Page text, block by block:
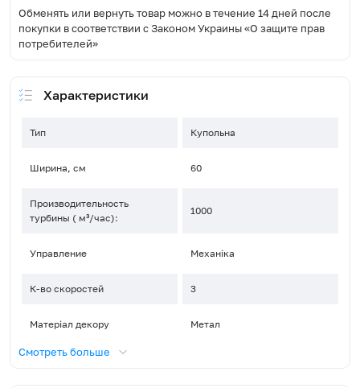
Обменять или вернуть товар можно в течение 14 дней после
покупки в соответствии с Законом Украины «О защите прав
потребителей»
Характеристики
Тип Купольна
Ширина, см 60
Производительность
турбины ( м³/час):
1000
Управление Механіка
К-во скоростей 3
Матеріал декору Метал
Тип освещения
Смотреть больше